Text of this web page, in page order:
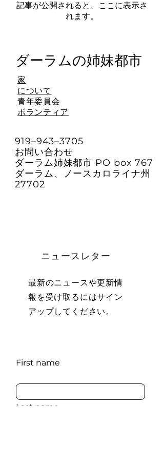
記事が公開されると、ここに表示さ
れます。
ダーラムの姉妹都市
家
について
青年委員会
ボランティア
919–943–3705
お問い合わせ
ダーラム姉妹都市 PO box 767
ダーラム、ノースカロライナ州
27702
ニュースレター
最新のニュースや更新情
報を受け取るにはサイン
アップしてください。
First name
Last name